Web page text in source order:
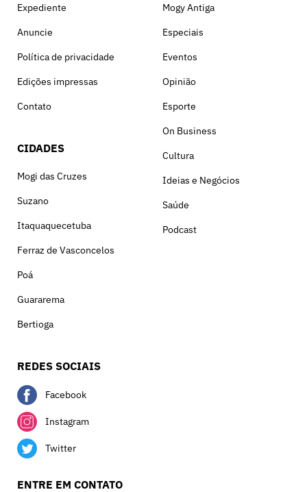
Expediente
Anuncie
Política de privacidade
Edições impressas
Contato
CIDADES
Mogi das Cruzes
Suzano
Itaquaquecetuba
Ferraz de Vasconcelos
Poá
Guararema
Bertioga
Mogy Antiga
Especiais
Eventos
Opinião
Esporte
On Business
Cultura
Ideias e Negócios
Saúde
Podcast
REDES SOCIAIS
Facebook
Instagram
Twitter
ENTRE EM CONTATO